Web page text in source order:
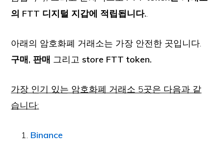
의 FTT 디지털 지갑에 적립됩니다..
아래의 암호화폐 거래소는 가장 안전한 곳입니다.
구매, 판매 그리고store FTT token.
가장 인기 있는 암호화폐 거래소 5곳은 다음과 같
습니다:
Binance